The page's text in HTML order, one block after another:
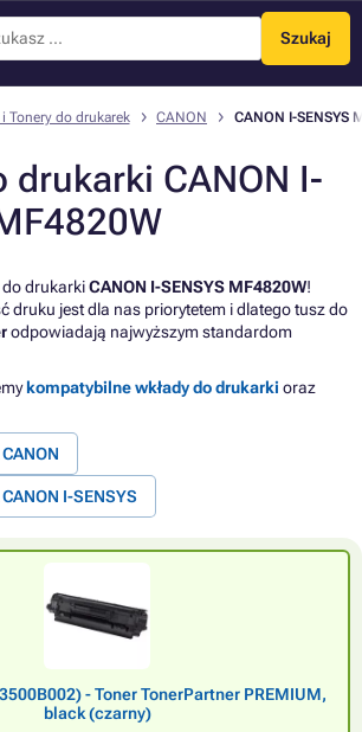
Szukaj
Menu
i Tonery do drukarek CANON CANON I-SENSYS
drukarki CANON I-
do drukarkiCANON I-SENSYS MF4820W!
druku jest dla nas priorytetem i dlatego tusz do
odpowiadają najwyższym standardom
kompatybilne wkłady do drukarki oraz
I-SENSYS
- Toner TonerPartner PREMIUM,
black (czarny)